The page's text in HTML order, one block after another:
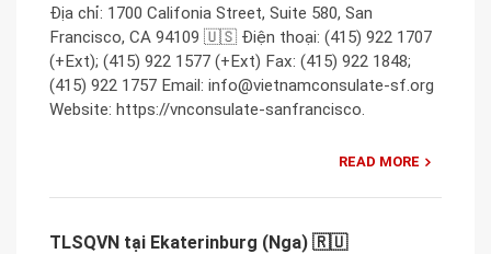
Địa chỉ: 1700 Califonia Street, Suite 580, San
Francisco, CA 94109 🇺🇸 Điện thoại: (415) 922 1707
(+Ext); (415) 922 1577 (+Ext) Fax: (415) 922 1848;
(415) 922 1757 Email: info@vietnamconsulate-sf.org
Website: https://vnconsulate-sanfrancisco.
READ MORE
TLSQVN tại Ekaterinburg (Nga) 🇷🇺